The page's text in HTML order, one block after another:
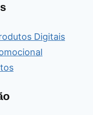
Digitais